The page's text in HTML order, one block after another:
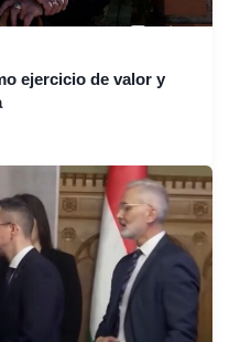
ejercicio de valor y